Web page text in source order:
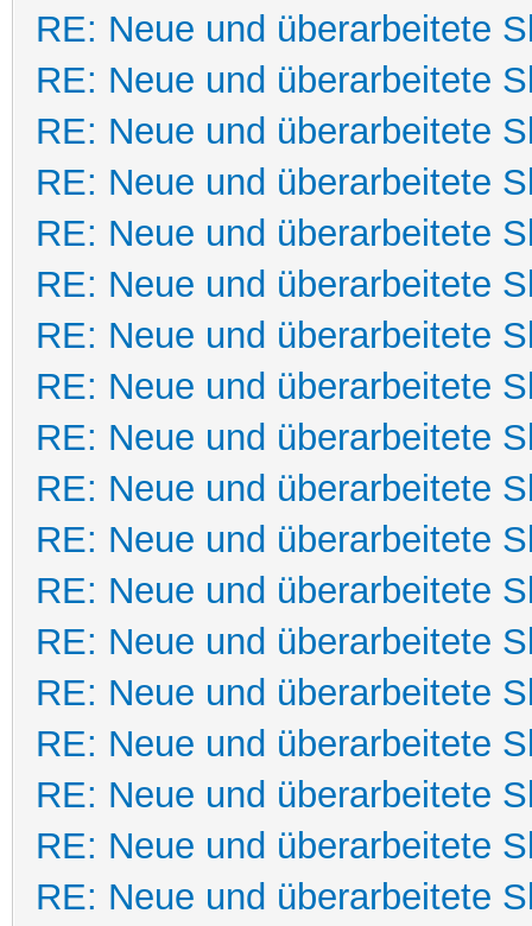
RE: Neue und überarbeitete
RE: Neue und überarbeitete
RE: Neue und überarbeitete
RE: Neue und überarbeitete
RE: Neue und überarbeitete
RE: Neue und überarbeitete
RE: Neue und überarbeitete
RE: Neue und überarbeitete
RE: Neue und überarbeitete
RE: Neue und überarbeitete
RE: Neue und überarbeitete
RE: Neue und überarbeitete
RE: Neue und überarbeitete
RE: Neue und überarbeitete
RE: Neue und überarbeitete
RE: Neue und überarbeitete
RE: Neue und überarbeitete
RE: Neue und überarbeitete